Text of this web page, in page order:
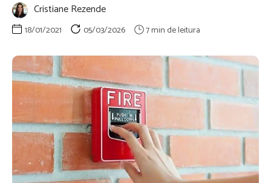
Cristiane Rezende
18/01/2021 05/03/2026